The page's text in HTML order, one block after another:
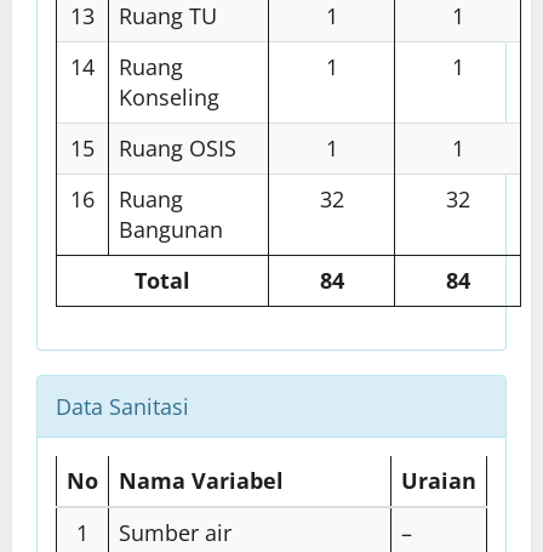
13 Ruang TU 1
1
14
Ruang
Konseling
1 1
15 Ruang OSIS 1
1
16
Ruang
Bangunan
32 32
Total 84 84
Data Sanitasi
No Nama Variabel
Uraian
1
Sumber air
–